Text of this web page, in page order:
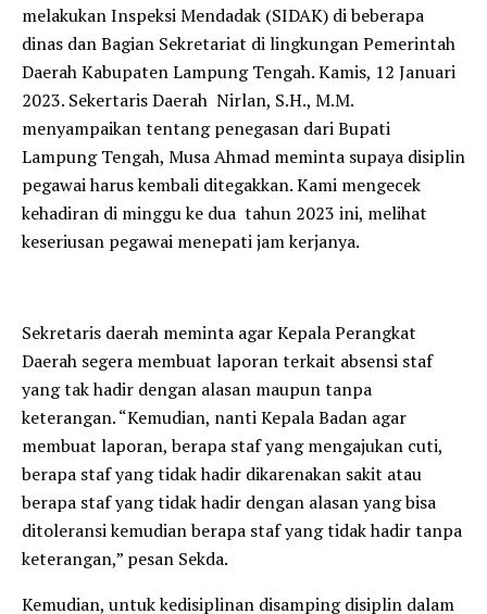
melakukan Inspeksi Mendadak (SIDAK) di beberapa
dinas dan Bagian Sekretariat di lingkungan Pemerintah
Daerah Kabupaten Lampung Tengah. Kamis, 12 Januari
2023. Sekertaris Daerah Nirlan, S.H., M.M.
menyampaikan tentang penegasan dari Bupati
Lampung Tengah, Musa Ahmad meminta supaya disiplin
pegawai harus kembali ditegakkan. Kami mengecek
kehadiran di minggu ke dua tahun 2023 ini, melihat
keseriusan pegawai menepati jam kerjanya.
Sekretaris daerah meminta agar Kepala Perangkat
Daerah segera membuat laporan terkait absensi staf
yang tak hadir dengan alasan maupun tanpa
keterangan. “Kemudian, nanti Kepala Badan agar
membuat laporan, berapa staf yang mengajukan cuti,
berapa staf yang tidak hadir dikarenakan sakit atau
berapa staf yang tidak hadir dengan alasan yang bisa
ditoleransi kemudian berapa staf yang tidak hadir tanpa
keterangan,” pesan Sekda.
Kemudian, untuk kedisiplinan disamping disiplin dalam